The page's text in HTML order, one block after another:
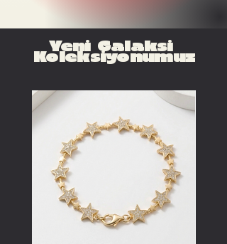
Yeni Galaksi
Koleksiyonumuz